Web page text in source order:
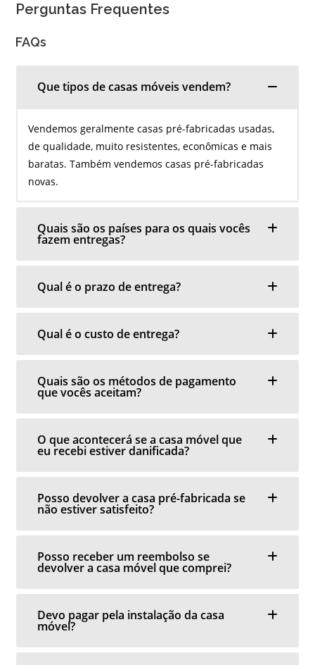
Perguntas Frequentes
FAQs
Que tipos de casas móveis vendem?
Vendemos geralmente casas pré-fabricadas usadas,
de qualidade, muito resistentes, econômicas e mais
baratas. Também vendemos casas pré-fabricadas
novas.
Quais são os países para os quais vocês
fazem entregas?
Qual é o prazo de entrega?
Qual é o custo de entrega?
Quais são os métodos de pagamento
que vocês aceitam?
O que acontecerá se a casa móvel que
eu recebi estiver danificada?
Posso devolver a casa pré-fabricada se
não estiver satisfeito?
Posso receber um reembolso se
devolver a casa móvel que comprei?
Devo pagar pela instalação da casa
móvel?